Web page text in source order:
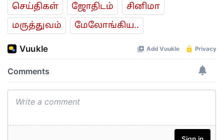
செய்திகள் ஜோ‌திட‌ம்
சினிமா
மரு‌த்துவ‌ம்
மேலோங்கிய..